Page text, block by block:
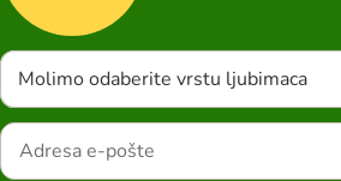
Molimo odaberite vrstu ljubimaca